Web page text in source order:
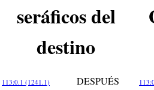
seráficos del
destino
113:0.1 (1241.1)
DESPUÉS